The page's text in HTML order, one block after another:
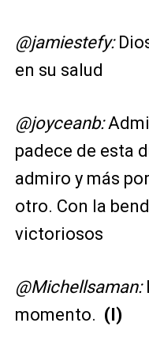
@jamiestefy:
en su salud
@joyceanb:
padece de esta
admiro y más
otro. Con la
victoriosos
@Michellsaman:
momento. (I)